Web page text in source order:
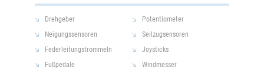
Drehgeber
Potentiometer
Neigungssensoren
Seilzugsensoren
Federleitungstrommeln
Joysticks
Fußpedale
Windmesser